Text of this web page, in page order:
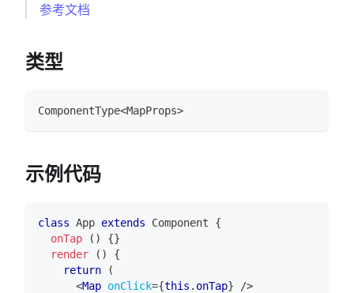
参考文档
类型
ComponentType<MapProps>
示例代码
class App extends Component
{
onTap
( ) {}
render
( )
{
return
(
<Map onClick={this . onTap}
/>